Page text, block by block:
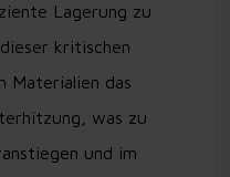
Lagerung zu
kritischen
Materialien das
was zu
und im